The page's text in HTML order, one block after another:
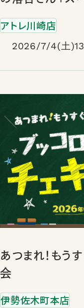
アトレ川崎店
2026/7/4(土
あつまれ！もう
会
伊勢佐木町本店